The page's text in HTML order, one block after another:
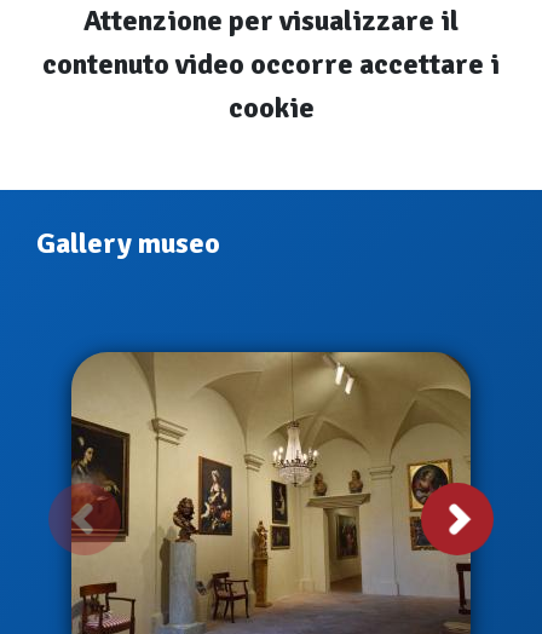
Attenzione per visualizzare il
contenuto video occorre accettare i
cookie
Gallery museo